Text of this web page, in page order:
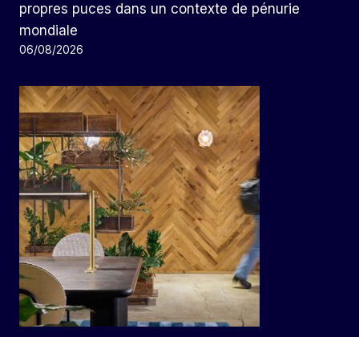
propres puces dans un contexte de pénurie
mondiale
06/08/2026